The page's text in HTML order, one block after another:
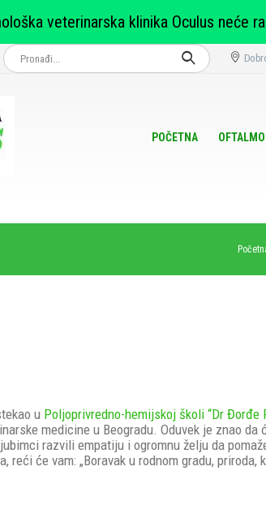
POČETNA
u Poljoprivredno-hemijskoj školi “Dr Đorđe
medicine u Beogradu. Oduvek je znao da
razvili empatiju i ogromnu želju da
će vam: „Boravak u rodnom gradu, priroda,
veterinarska klinika Oculus neće